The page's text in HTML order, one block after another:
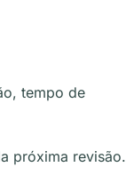
tempo de
próxima revisão.